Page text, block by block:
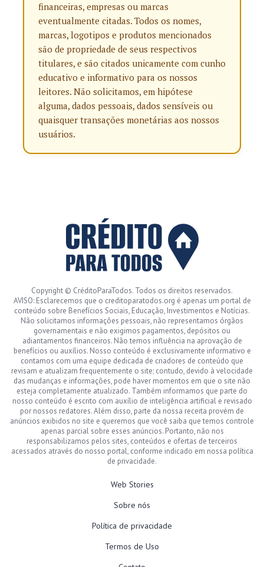
financeiras, empresas ou marcas
eventualmente citadas. Todos os nomes,
marcas, logotipos e produtos mencionados
são de propriedade de seus respectivos
titulares, e são citados unicamente com cunho
educativo e informativo para os nossos
leitores. Não solicitamos, em hipótese
alguma, dados pessoais, dados sensíveis ou
quaisquer transações monetárias aos nossos
usuários.
Copyright © CréditoParaTodos. Todos os direitos reservados.
AVISO: Esclarecemos que o creditoparatodos.org é apenas um portal de
conteúdo sobre Benefícios Sociais, Educação, Investimentos e Notícias.
Não solicitamos informações pessoais, não representamos órgãos
governamentais e não exigimos pagamentos, depósitos ou
adiantamentos financeiros. Não temos influência na aprovação de
benefícios ou auxílios. Nosso conteúdo é exclusivamente informativo e
contamos com uma equipe dedicada de criadores de conteúdo que
revisam e atualizam frequentemente o site; contudo, devido à velocidade
das mudanças e informações, pode haver momentos em que o site não
esteja completamente atualizado. Também informamos que parte do
nosso conteúdo é escrito com auxílio de inteligência artificial e revisado
por nossos redatores. Além disso, parte da nossa receita provém de
anúncios exibidos no site e queremos que você saiba que temos controle
apenas parcial sobre esses anúncios. Portanto, não nos
responsabilizamos pelos sites, conteúdos e ofertas de terceiros
acessados através do nosso portal, conforme indicado em nossa política
de privacidade.
Web Stories
Sobre nós
Política de privacidade
Termos de Uso